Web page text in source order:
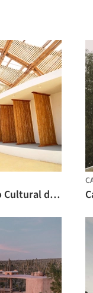
Templo Mami Dan do Centro Cultural de Toligbé / Maison Bignon Sossou